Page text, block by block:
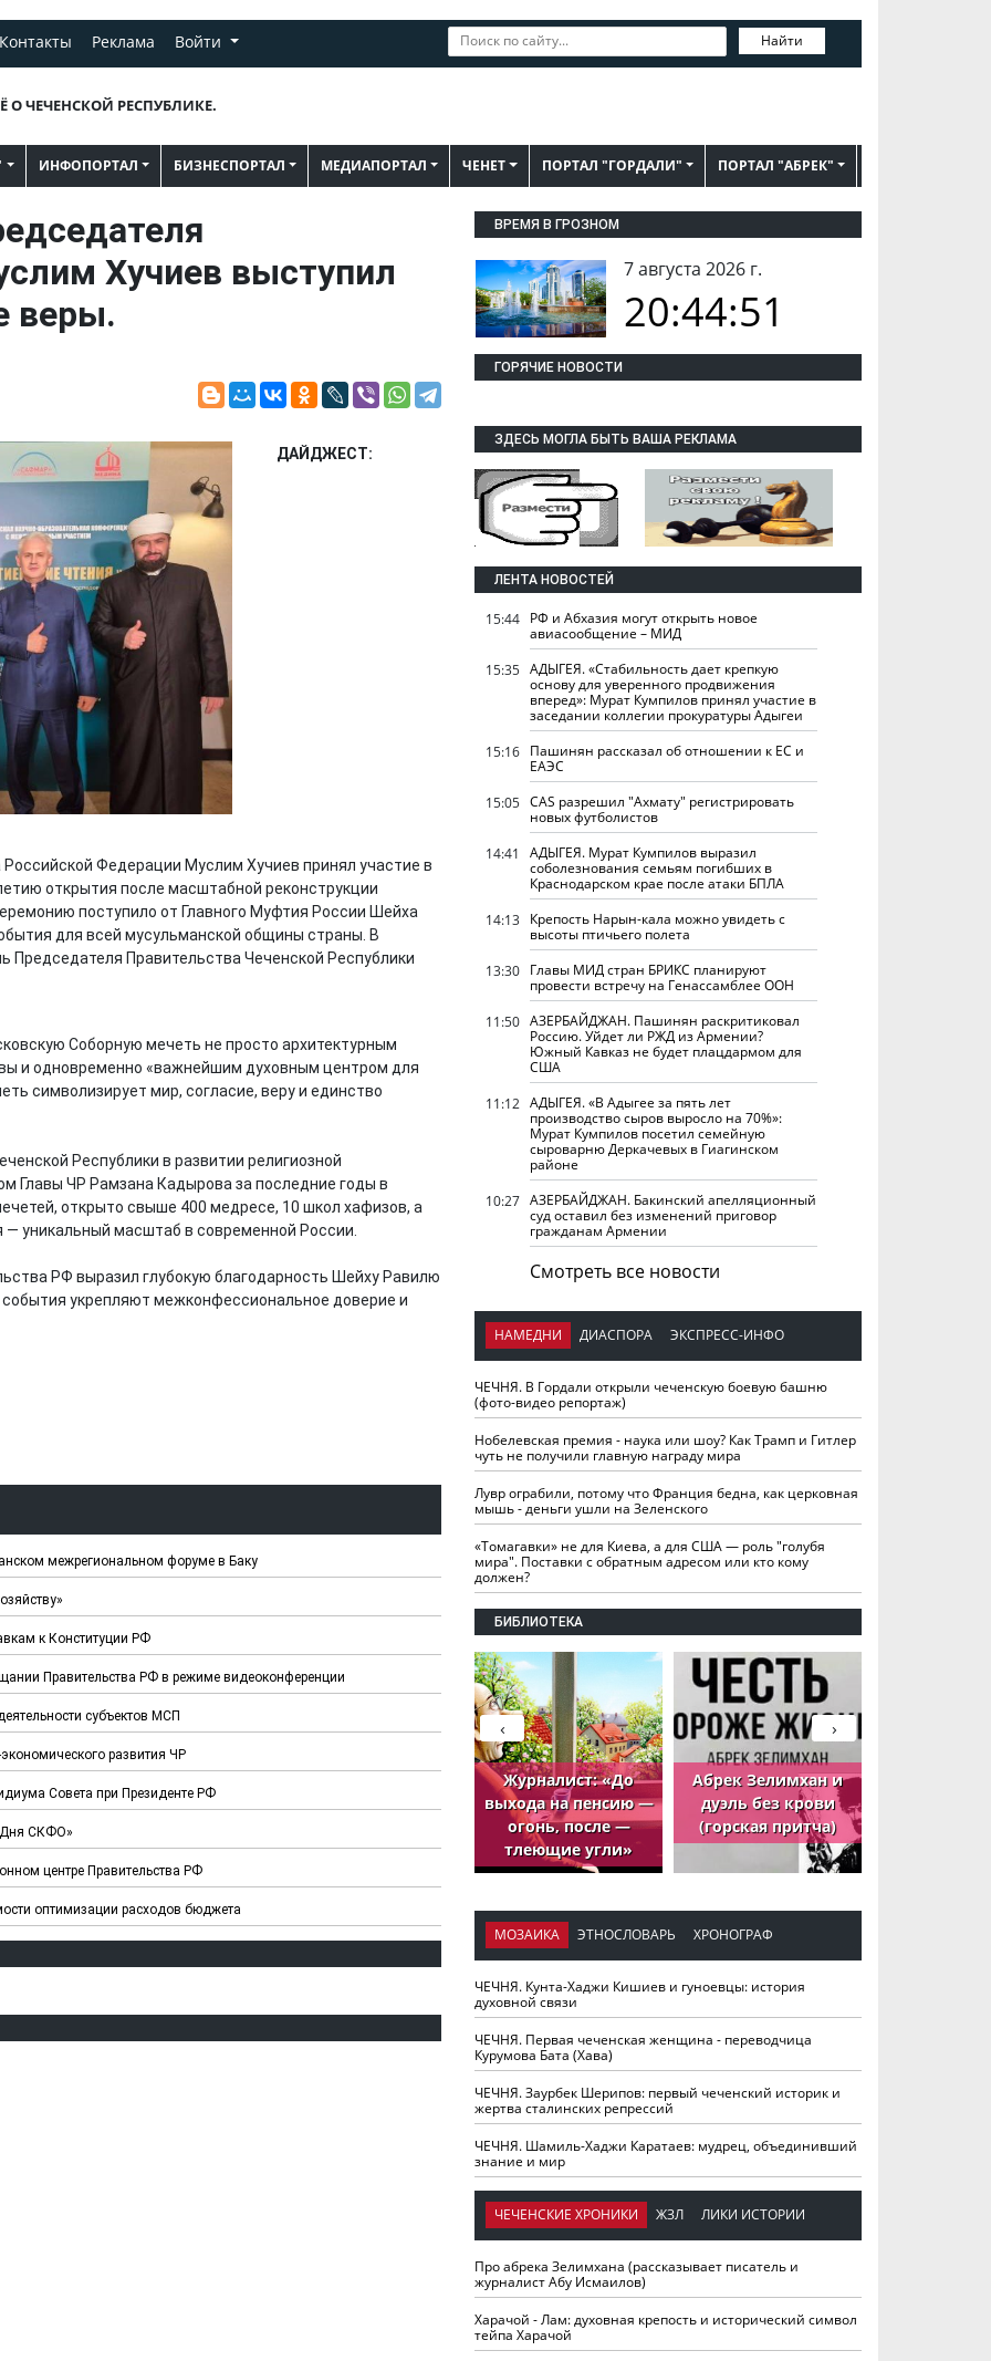
Контакты Реклама Войти Найти
О ЧЕЧЕНСКОЙ РЕСПУБЛИКЕ.
ИНФОПОРТАЛ БИЗНЕСПОРТАЛ МЕДИАПОРТАЛ ЧЕНЕТ ПОРТАЛ "ГОРДАЛИ" ПОРТАЛ "АБРЕК"
Хучиев выступил
веры.
ДАЙДЖЕСТ:
Федерации Муслим Хучиев принял участие в
открытия после масштабной реконструкции
поступило от Главного Муфтия России Шейха
для всей мусульманской общины страны. В
Председателя Правительства Чеченской Республики
Соборную мечеть не просто архитектурным
и одновременно «важнейшим духовным центром для
символизирует мир, согласие, веру и единство
Республики в развитии религиозной
Главы ЧР Рамзана Кадырова за последние годы в
открыто свыше 400 медресе, 10 школ хафизов, а
уникальный масштаб в современной России.
РФ выразил глубокую благодарность Шейху Равилю
события укрепляют межконфессиональное доверие и
межрегиональном форуме в Баку
к Конституции РФ
Правительства РФ в режиме видеоконференции
субъектов МСП
развития ЧР
Совета при Президенте РФ
СКФО»
центре Правительства РФ
оптимизации расходов бюджета
ВРЕМЯ В ГРОЗНОМ
7 августа 2026 г.
20:44:52
ГОРЯЧИЕ НОВОСТИ
ЗДЕСЬ МОГЛА БЫТЬ ВАША РЕКЛАМА
ЛЕНТА НОВОСТЕЙ
15:44 РФ и Абхазия могут открыть новое
авиасообщение – МИД
15:35 АДЫГЕЯ. «Стабильность дает крепкую
основу для уверенного продвижения
вперед»: Мурат Кумпилов принял участие в
заседании коллегии прокуратуры Адыгеи
15:16 Пашинян рассказал об отношении к ЕС и
ЕАЭС
15:05 CAS разрешил "Ахмату" регистрировать
новых футболистов
14:41
АДЫГЕЯ. Мурат Кумпилов выразил
соболезнования семьям погибших в
Краснодарском крае после атаки БПЛА
14:13 Крепость Нарын-кала можно увидеть с
высоты птичьего полета
13:30 Главы МИД стран БРИКС планируют
провести встречу на Генассамблее ООН
11:50 АЗЕРБАЙДЖАН. Пашинян раскритиковал
Россию. Уйдет ли РЖД из Армении?
Южный Кавказ не будет плацдармом для
США
11:12 АДЫГЕЯ. «В Адыгее за пять лет
производство сыров выросло на 70%»:
Мурат Кумпилов посетил семейную
сыроварню Деркачевых в Гиагинском
районе
10:27 АЗЕРБАЙДЖАН. Бакинский апелляционный
суд оставил без изменений приговор
гражданам Армении
Смотреть все новости
НАМЕДНИ ДИАСПОРА ЭКСПРЕСС-ИНФО
ЧЕЧНЯ. В Гордали открыли чеченскую боевую башню
(фото-видео репортаж)
Нобелевская премия - наука или шоу? Как Трамп и Гитлер
чуть не получили главную награду мира
Лувр ограбили, потому что Франция бедна, как церковная
мышь - деньги ушли на Зеленского
«Томагавки» не для Киева, а для США — роль "голубя
мира". Поставки с обратным адресом или кто кому
должен?
БИБЛИОТЕКА
илли
Журналист: «До
выхода на пенсию —
огонь, после —
тлеющие угли»
Абрек Зелимхан и
дуэль без крови
(горская притча)
›
‹
МОЗАИКА ЭТНОСЛОВАРЬ ХРОНОГРАФ
ЧЕЧНЯ. Кунта-Хаджи Кишиев и гуноевцы: история
духовной связи
ЧЕЧНЯ. Первая чеченская женщина - переводчица
Курумова Бата (Хава)
ЧЕЧНЯ. Заурбек Шерипов: первый чеченский историк и
жертва сталинских репрессий
ЧЕЧНЯ. Шамиль-Хаджи Каратаев: мудрец, объединивший
знание и мир
ЧЕЧЕНСКИЕ ХРОНИКИ ЖЗЛ ЛИКИ ИСТОРИИ
Про абрека Зелимхана (рассказывает писатель и
журналист Абу Исмаилов)
Харачой - Лам: духовная крепость и исторический символ
тейпа Харачой